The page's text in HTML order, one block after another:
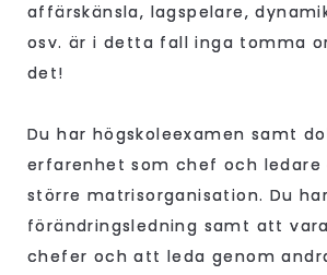
affärskänsla, lagspelare,
osv. är i detta fall inga tomma
det!
Du har högskoleexamen samt
erfarenhet som chef och ledare
större matrisorganisation. Du
förändringsledning samt att
chefer och att leda genom